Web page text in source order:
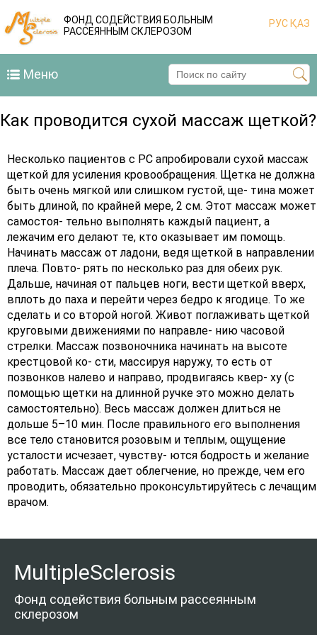
ФОНД СОДЕЙСТВИЯ БОЛЬНЫМ
РАССЕЯННЫМ СКЛЕРОЗОМ
РУСҚАЗ
Меню
Как проводится сухой массаж щеткой?
Несколько пациентов с РС апробировали сухой массаж
щеткой для усиления кровообращения. Щетка не должна
быть очень мягкой или слишком густой, ще- тина может
быть длиной, по крайней мере, 2 см. Этот массаж может
самостоя- тельно выполнять каждый пациент, а
лежачим его делают те, кто оказывает им помощь.
Начинать массаж от ладони, ведя щеткой в направлении
плеча. Повто- рять по несколько раз для обеих рук.
Дальше, начиная от пальцев ноги, вести щеткой вверх,
вплоть до паха и перейти через бедро к ягодице. То же
сделать и со второй ногой. Живот поглаживать щеткой
круговыми движениями по направле- нию часовой
стрелки. Массаж позвоночника начинать на высоте
крестцовой ко- сти, массируя наружу, то есть от
позвонков налево и направо, продвигаясь квер- ху (с
помощью щетки на длинной ручке это можно делать
самостоятельно). Весь массаж должен длиться не
дольше 5–10 мин. После правильного его выполнения
все тело становится розовым и теплым, ощущение
усталости исчезает, чувству- ются бодрость и желание
работать. Массаж дает облегчение, но прежде, чем его
проводить, обязательно проконсультируйтесь с лечащим
врачом.
MultipleSclerosis
Фонд содействия больным рассеянным
склерозом